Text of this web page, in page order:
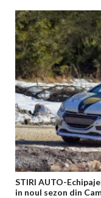
STIRI AUTO-
in noul sezon din